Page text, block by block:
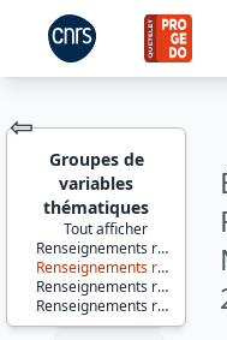
JEU DE
DONNÉES
⇦
Groupes de
variables
thématiques
Tout afficher
Renseignements relatifs à l'enfant
Renseignements relatifs au père
Renseignements relatifs à la mère
Renseignements relatifs au couple